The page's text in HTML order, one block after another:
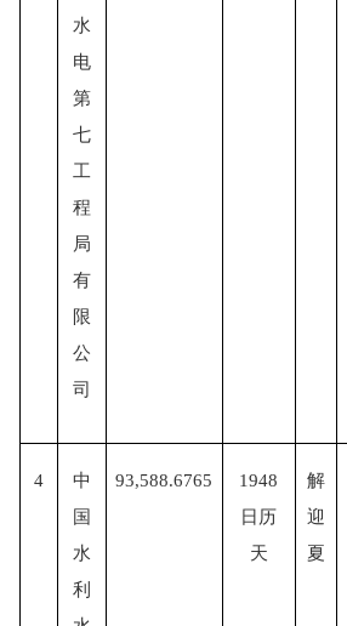
水
电
第
七
工
程
局
有
限
公
司
4
中
国
水
利
93,588.6765
1948
日历
天
解
迎
夏